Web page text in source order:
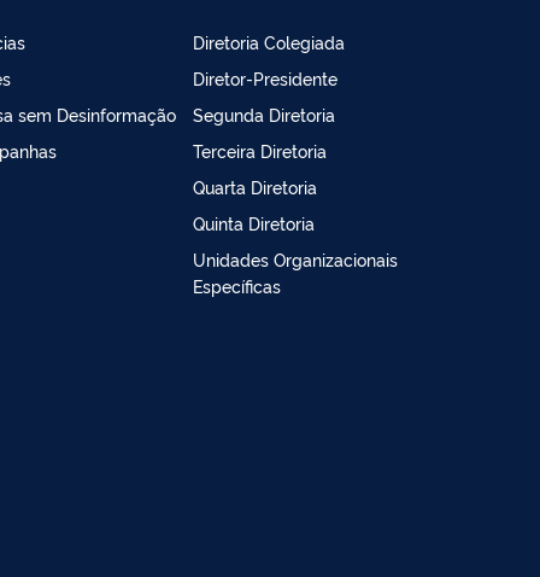
sem Desinformação
Diretoria Colegiada
Diretor-Presidente
Segunda Diretoria
Terceira Diretoria
Quarta Diretoria
Quinta Diretoria
Unidades Organizacionais
Específicas